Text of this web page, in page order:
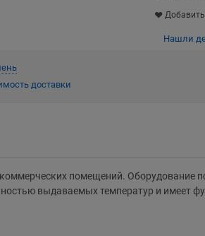
Нашли
доставки
помещений. Оборудование
выдаваемых температур и имеет